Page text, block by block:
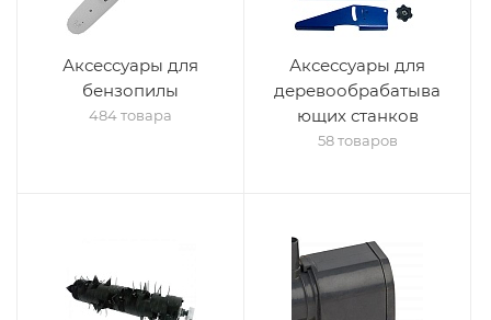
Аксессуары для
бензопилы
484 товара
Аксессуары для
деревообрабатыва
ющих станков
58 товаров